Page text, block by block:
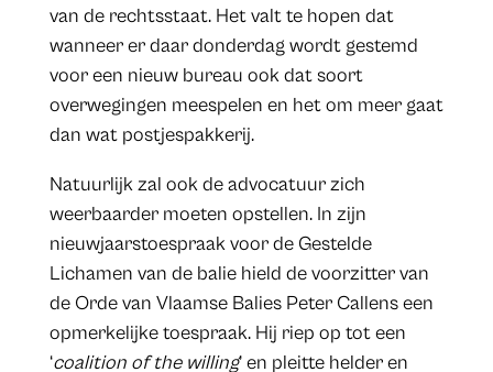
van de rechtsstaat. Het valt te hopen dat
wanneer er daar donderdag wordt gestemd
voor een nieuw bureau ook dat soort
overwegingen meespelen en het om meer gaat
dan wat postjespakkerij.
Natuurlijk zal ook de advocatuur zich
weerbaarder moeten opstellen. In zijn
nieuwjaarstoespraak voor de Gestelde
Lichamen van de balie hield de voorzitter van
de Orde van Vlaamse Balies Peter Callens een
opmerkelijke toespraak. Hij riep op tot een
‘coalition of the willing’ en pleitte helder en